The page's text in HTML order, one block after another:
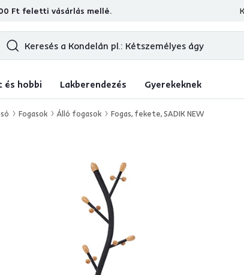
Ft feletti vásárlás mellé.
ellenőrzött termékértékelések
és hobbi Lakberendezés Gyerekeknek
Fogasok Álló fogasok Fogas, fekete, SADIK NEW